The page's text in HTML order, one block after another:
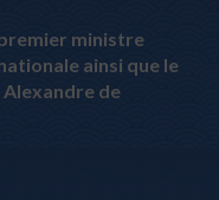
ministre
ainsi que le
de